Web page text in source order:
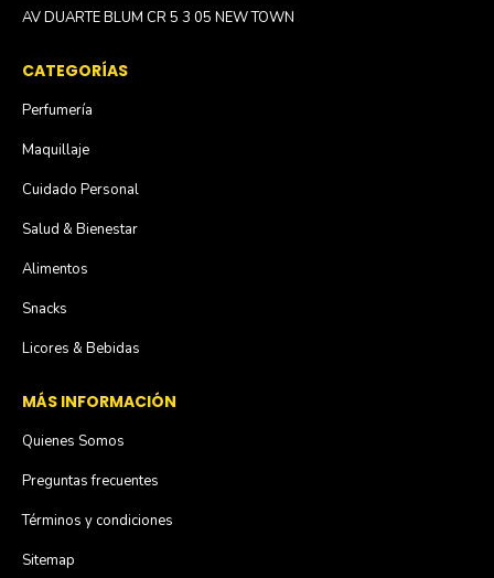
AV DUARTE BLUM CR 5 3 05 NEW TOWN
CATEGORÍAS
Perfumería
Maquillaje
Cuidado Personal
Salud & Bienestar
Alimentos
Snacks
Licores & Bebidas
MÁS INFORMACIÓN
Quienes Somos
Preguntas frecuentes
Términos y condiciones
Sitemap